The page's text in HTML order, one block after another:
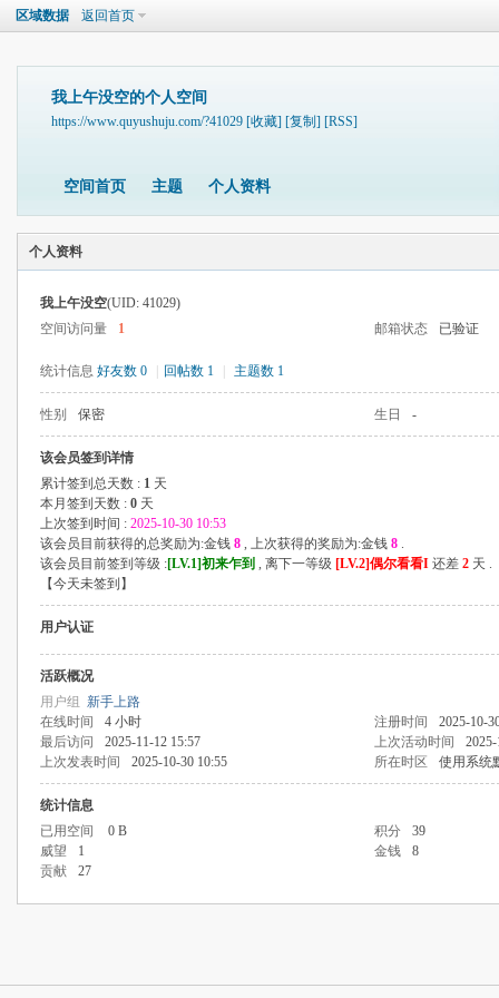
区域数据 返回首页
我上午没空的个人空间
https://www.quyushuju.com/?41029 [收藏] [复制] [RSS]
空间首页 主题 个人资料
个人资料
我上午没空(UID: 41029)
空间访问量
1 邮箱状态 已验证
统计信息 好友数 0 回帖数 1 主题数 1
性别 保密 生日 -
该会员签到详情
累计签到总天数 : 1 天
本月签到天数 : 0 天
上次签到时间 : 2025-10-30 10:53
该会员目前获得的总奖励为:金钱 8 , 上次获得的奖励为:金钱 8 .
该会员目前签到等级 :[LV.1]初来乍到 , 离下一等级 [LV.2]偶尔看看I 还差 2 天 .
【今天未签到 】
用户认证
活跃概况
用户组 新手上路
在线时间
4 小时 注册时间
2025-10-
最后访问
2025-11-12 15:57 上次活动时间
上次发表时间
2025-10-30 10:55 所在时区 使用系统
统计信息
已用空间
0 B 积分
39
威望
1 金钱
8
贡献
27